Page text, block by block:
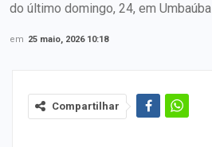
do último domingo, 24, em Umbaúba
em 25 maio, 2026 10:18
Compartilhar